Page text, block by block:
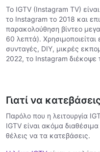
Το IGTV (Instagram TV)
το Instagram το 2018 και
παρακολούθηση βίντεο
60 λεπτά).
συνταγές, DIY, μικρές
2022, το Instagram διέκοψε
Γιατί να
Παρόλο που η λειτουργία
IGTV είναι ακόμα
θέλεις να τα κατεβάσεις.